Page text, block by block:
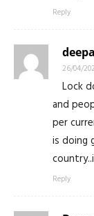
Reply
26/04/
Lock
and
per
is doing
Reply